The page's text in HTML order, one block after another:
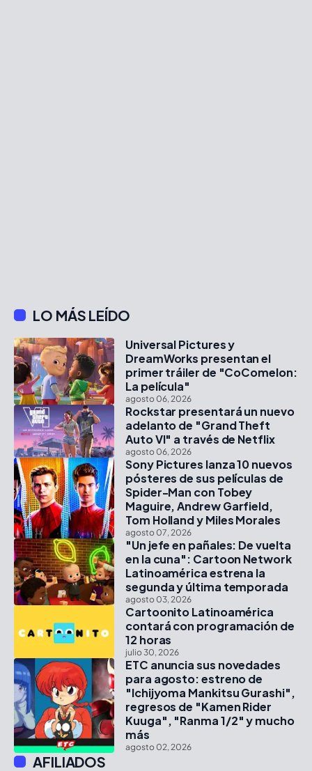
LO MÁS LEÍDO
Universal Pictures y
DreamWorks presentan el
primer tráiler de "CoComelon:
La película"
agosto 06, 2026
Rockstar presentará un nuevo
adelanto de "Grand Theft
Auto VI" a través de Netflix
agosto 06, 2026
Sony Pictures lanza 10 nuevos
pósteres de sus películas de
Spider-Man con Tobey
Maguire, Andrew Garfield,
Tom Holland y Miles Morales
agosto 07, 2026
"Un jefe en pañales: De vuelta
en la cuna": Cartoon Network
Latinoamérica estrena la
segunda y última temporada
agosto 03, 2026
Cartoonito Latinoamérica
contará con programación de
12 horas
julio 30, 2026
ETC anuncia sus novedades
para agosto: estreno de
"Ichijyoma Mankitsu Gurashi",
regresos de "Kamen Rider
Kuuga", "Ranma 1/2" y mucho
más
agosto 02, 2026
AFILIADOS